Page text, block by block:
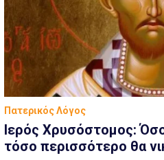
Πατερικός Λόγος
Ιερός Χρυσόστομος:
τόσο περισσότερο θα